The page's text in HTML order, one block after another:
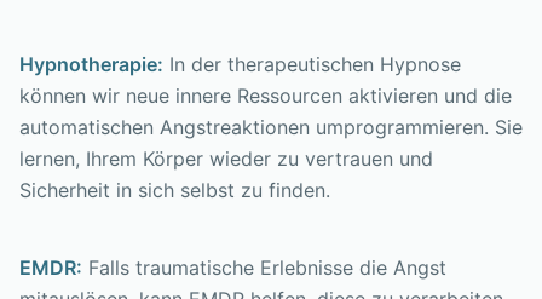
Hypnotherapie: In der therapeutischen Hypnose
können wir neue innere Ressourcen aktivieren und die
automatischen Angstreaktionen umprogrammieren. Sie
lernen, Ihrem Körper wieder zu vertrauen und
Sicherheit in sich selbst zu finden.
EMDR: Falls traumatische Erlebnisse die Angst